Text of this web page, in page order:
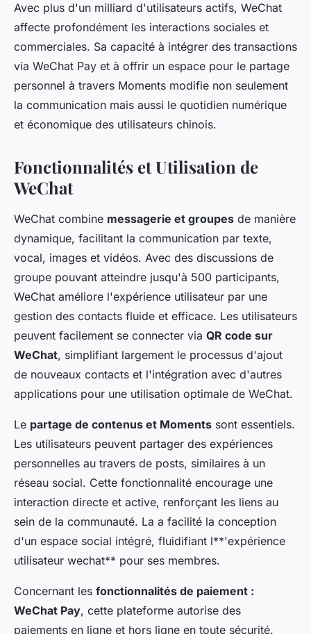
Avec plus d'un milliard d'utilisateurs actifs, WeChat
affecte profondément les interactions sociales et
commerciales. Sa capacité à intégrer des transactions
via WeChat Pay et à offrir un espace pour le partage
personnel à travers Moments modifie non seulement
la communication mais aussi le quotidien numérique
et économique des utilisateurs chinois.
Fonctionnalités et Utilisation de
WeChat
WeChat combine messagerie et groupes de manière
dynamique, facilitant la communication par texte,
vocal, images et vidéos. Avec des discussions de
groupe pouvant atteindre jusqu'à 500 participants,
WeChat améliore l'expérience utilisateur par une
gestion des contacts fluide et efficace. Les utilisateurs
peuvent facilement se connecter via QR code sur
WeChat, simplifiant largement le processus d'ajout
de nouveaux contacts et l'intégration avec d'autres
applications pour une utilisation optimale de WeChat.
Le partage de contenus et Moments sont essentiels.
Les utilisateurs peuvent partager des expériences
personnelles au travers de posts, similaires à un
réseau social. Cette fonctionnalité encourage une
interaction directe et active, renforçant les liens au
sein de la communauté. La a facilité la conception
d'un espace social intégré, fluidifiant l**'expérience
utilisateur wechat** pour ses membres.
Concernant les fonctionnalités de paiement :
WeChat Pay, cette plateforme autorise des
paiements en ligne et hors ligne en toute sécurité.